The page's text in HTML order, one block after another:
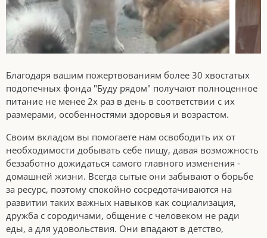
Благодаря вашим пожертвованиям более 30 хвостатых
подопечных фонда "Буду рядом" получают полноценное
питание не менее 2х раз в день в соответствии с их
размерами, особенностями здоровья и возрастом.
Своим вкладом вы помогаете нам освободить их от
необходимости добывать себе пищу, давая возможность
беззаботно дожидаться самого главного изменения -
домашней жизни. Всегда сытые они забывают о борьбе
за ресурс, поэтому спокойно сосредотачиваются на
развитии таких важных навыков как социализация,
дружба с сородичами, общение с человеком не ради
еды, а для удовольствия. Они впадают в детство,